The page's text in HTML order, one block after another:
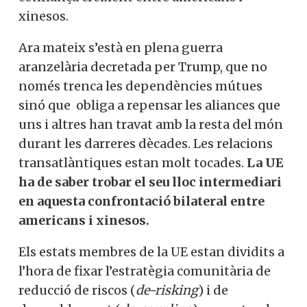
xinesos.
Ara mateix s’està en plena guerra
aranzelària decretada per Trump, que no
només trenca les dependències mútues
sinó que obliga a repensar les aliances que
uns i altres han travat amb la resta del món
durant les darreres dècades. Les relacions
transatlàntiques estan molt tocades. La UE
ha de saber trobar el seu lloc intermediari
en aquesta confrontació bilateral entre
americans i xinesos.
Els estats membres de la UE estan dividits a
l’hora de fixar l’estratègia comunitària de
reducció de riscos (de-risking) i de